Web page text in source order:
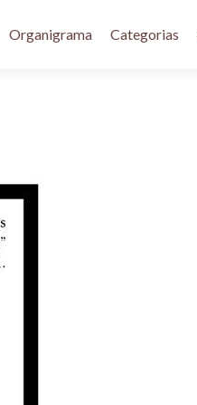
Organigrama Categorias